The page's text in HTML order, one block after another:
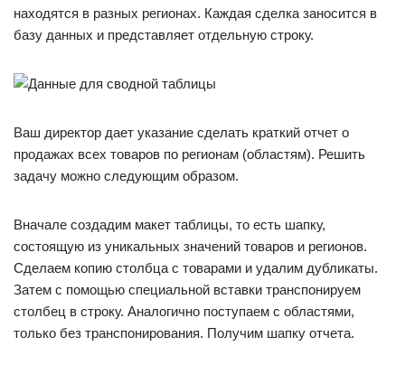
находятся в разных регионах. Каждая сделка заносится в
базу данных и представляет отдельную строку.
Ваш директор дает указание сделать краткий отчет о
продажах всех товаров по регионам (областям). Решить
задачу можно следующим образом.
Вначале создадим макет таблицы, то есть шапку,
состоящую из уникальных значений товаров и регионов.
Сделаем копию столбца с товарами и удалим дубликаты.
Затем с помощью специальной вставки транспонируем
столбец в строку. Аналогично поступаем с областями,
только без транспонирования. Получим шапку отчета.